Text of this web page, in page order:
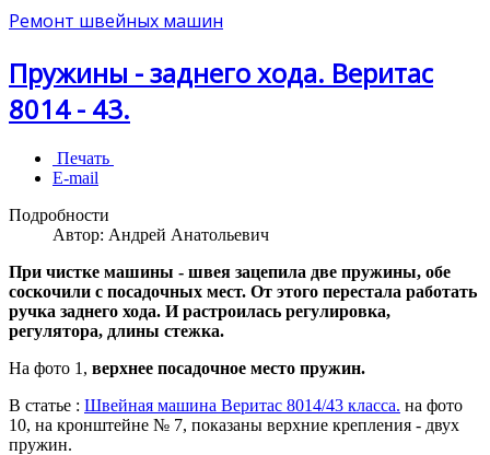
Ремонт швейных машин
Пружины - заднего хода. Веритас
8014 - 43.
Печать
E-mail
Подробности
Автор: Андрей Анатольевич
При чистке машины - швея зацепила две пружины, обе
соскочили с посадочных мест. От этого перестала работать
ручка заднего хода. И растроилась регулировка,
регулятора, длины стежка.
На фото 1, верхнее посадочное место пружин.
В статье : Швейная машина Веритас 8014/43 класса. на фото
10, на кронштейне № 7, показаны верхние крепления - двух
пружин.